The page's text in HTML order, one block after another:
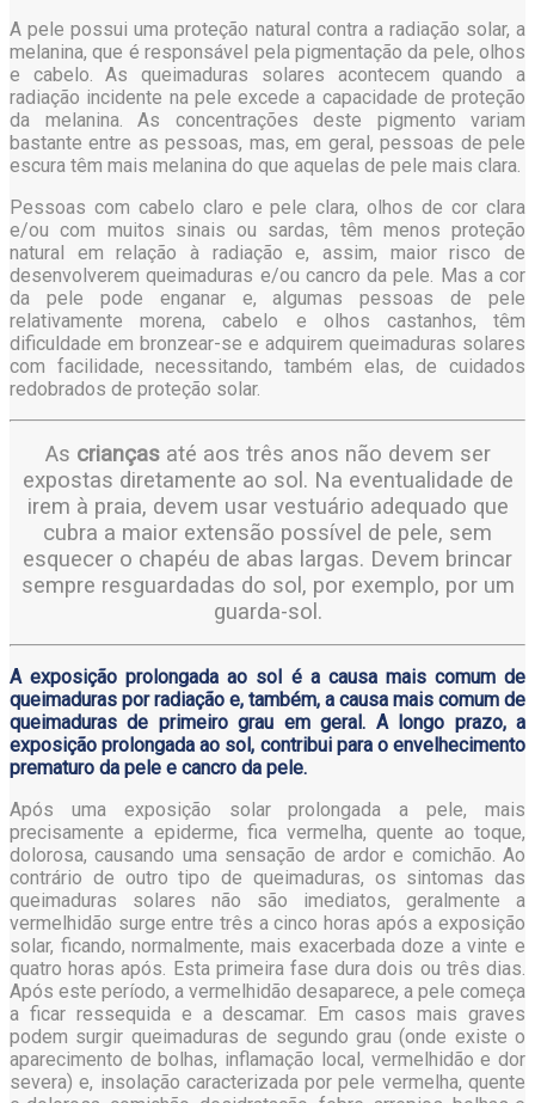
A pele possui uma proteção natural contra a radiação solar, a
melanina, que é responsável pela pigmentação da pele, olhos
e cabelo. As queimaduras solares acontecem quando a
radiação incidente na pele excede a capacidade de proteção
da melanina. As concentrações deste pigmento variam
bastante entre as pessoas, mas, em geral, pessoas de pele
escura têm mais melanina do que aquelas de pele mais clara.
Pessoas com cabelo claro e pele clara, olhos de cor clara
e/ou com muitos sinais ou sardas, têm menos proteção
natural em relação à radiação e, assim, maior risco de
desenvolverem queimaduras e/ou cancro da pele. Mas a cor
da pele pode enganar e, algumas pessoas de pele
relativamente morena, cabelo e olhos castanhos, têm
dificuldade em bronzear-se e adquirem queimaduras solares
com facilidade, necessitando, também elas, de cuidados
redobrados de proteção solar.
As criançasaté aos três anos não devem ser
expostas diretamente ao sol. Na eventualidade de
irem à praia, devem usar vestuário adequado que
cubra a maior extensão possível de pele, sem
esquecer o chapéu de abas largas. Devem brincar
sempre resguardadas do sol, por exemplo, por um
guarda-sol.
A exposição prolongada ao sol é a causa mais comum de
queimaduras por radiação e, também, a causa mais comum de
queimaduras de primeiro grau em geral. A longo prazo, a
exposição prolongada ao sol, contribui para o envelhecimento
prematuro da pele e cancro da pele.
Após uma exposição solar prolongada a pele, mais
precisamente a epiderme, fica vermelha, quente ao toque,
dolorosa, causando uma sensação de ardor e comichão. Ao
contrário de outro tipo de queimaduras, os sintomas das
queimaduras solares não são imediatos, geralmente a
vermelhidão surge entre três a cinco horas após a exposição
solar, ficando, normalmente, mais exacerbada doze a vinte e
quatro horas após. Esta primeira fase dura dois ou três dias.
Após este período, a vermelhidão desaparece, a pele começa
a ficar ressequida e a descamar. Em casos mais graves
podem surgir queimaduras de segundo grau (onde existe o
aparecimento de bolhas, inflamação local, vermelhidão e dor
severa) e, insolação caracterizada por pele vermelha, quente